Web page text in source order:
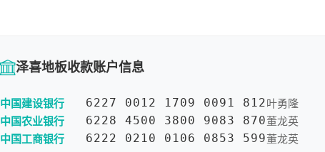
泽喜地板收款账户信息
中国建设银行 6227 0012 1709 0091 812叶勇隆
中国农业银行 6228 4500 3800 9083 870董龙英
中国工商银行 6222 0210 0106 0853 599董龙英